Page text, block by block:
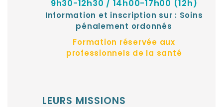
9h30-12h30 / 14h00-17h00 (12h)
Information et inscription sur : Soins
pénalement ordonnés
Formation réservée aux
professionnels de la santé
LEURS MISSIONS